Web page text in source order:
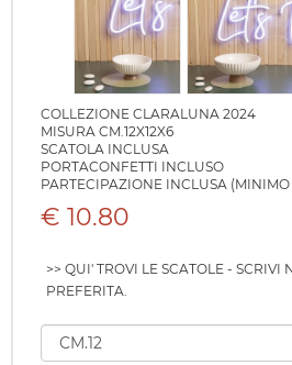
COLLEZIONE CLARALUNA 2024
MISURA CM.12X12X6
SCATOLA INCLUSA
PORTACONFETTI INCLUSO
PARTECIPAZIONE INCLUSA
€ 10.80
>> QUI' TROVI LE SCATOLE - SCRIVI
PREFERITA.